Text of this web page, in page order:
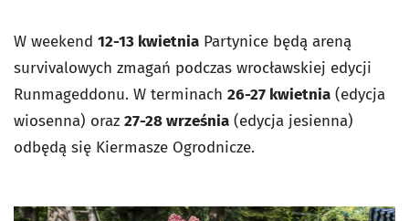
W weekend 12-13 kwietnia Partynice będą areną
survivalowych zmagań podczas wrocławskiej edycji
Runmageddonu. W terminach 26-27 kwietnia (edycja
wiosenna) oraz 27-28 września (edycja jesienna)
odbędą się Kiermasze Ogrodnicze.